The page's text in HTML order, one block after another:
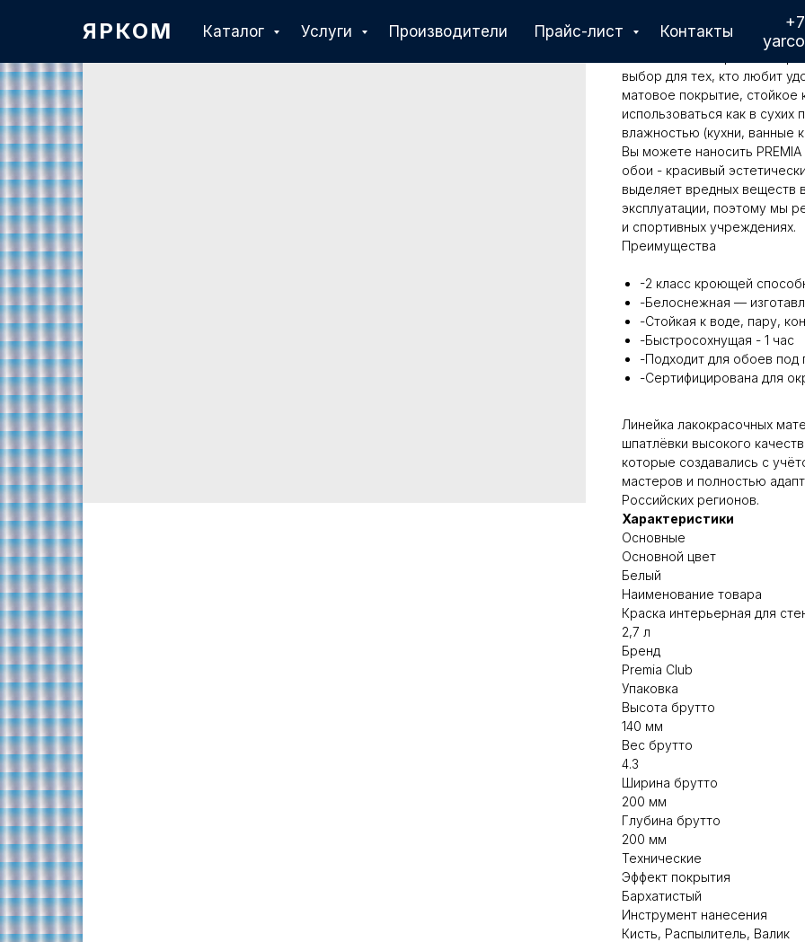
ЯРКОМ Каталог Услуги Производители Прайс-лист Контакты
PREMIA CLUB 3
Описание
выбор для тех, кто любит
матовое покрытие, стойкое
использоваться как в
влажностью (кухни, ванные
Вы можете наносить
обои - красивый
выделяет вредных веществ
эксплуатации, поэтому мы
и спортивных учреждениях.
Преимущества
-2 класс кроющей
-Белоснежная —
-Стойкая к воде, пару,
-Быстросохнущая - 1 час
-Подходит для обоев под
-Сертифицирована для
Линейка лакокрасочных
шпатлёвки высокого
которые создавались с
мастеров и полностью
Российских регионов.
Характеристики
Основные
Основной цвет
Белый
Наименование товара
Краска интерьерная для
2,7 л
Бренд
Premia Club
Упаковка
Высота брутто
140 мм
Вес брутто
4.3
Ширина брутто
200 мм
Глубина брутто
200 мм
Технические
Эффект покрытия
Бархатистый
Инструмент нанесения
Кисть, Распылитель, Валик